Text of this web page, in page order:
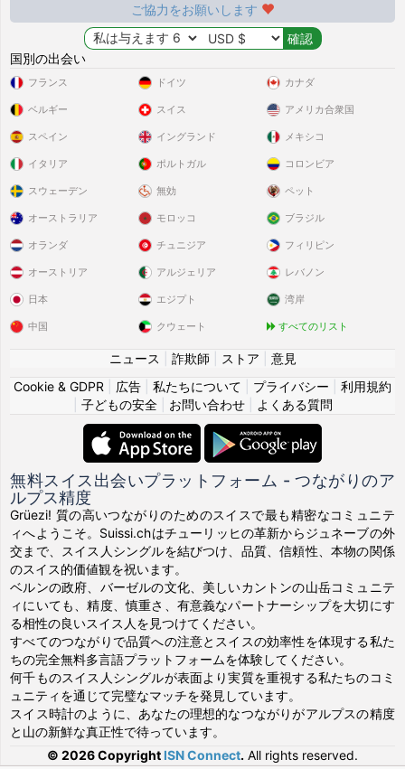
ご協力をお願いします
国別の出会い
フランス
ベルギー
スペイン
イタリア
スウェーデン
ドイツ
スイス
イングランド
ポルトガル
無効
カナダ
アメリカ合衆国
メキシコ
コロンビア
ペット
オーストラリア
オランダ
オーストリア
日本
中国
モロッコ
チュニジア
アルジェリア
エジプト
クウェート
ブラジル
フィリピン
レバノン
湾岸
すべてのリスト
ニュース 詐欺師 ストア
意見
Cookie & GDPR
広告 私たちについて プライバシー
利用規約
子どもの安全| お問い合わせ| よくある質問
無料スイス出会いプラットフォーム - つながりのア
ルプス精度
Grüezi! 質の高いつながりのためのスイスで最も精密なコミュニテ
ィへようこそ。Suissi.chはチューリッヒの革新からジュネーブの外
交まで、スイス人シングルを結びつけ、品質、信頼性、本物の関係
のスイス的価値観を祝います。
ベルンの政府、バーゼルの文化、美しいカントンの山岳コミュニテ
ィにいても、精度、慎重さ、有意義なパートナーシップを大切にす
る相性の良いスイス人を見つけてください。
すべてのつながりで品質への注意とスイスの効率性を体現する私た
ちの完全無料多言語プラットフォームを体験してください。
何千ものスイス人シングルが表面より実質を重視する私たちのコミ
ュニティを通じて完璧なマッチを発見しています。
スイス時計のように、あなたの理想的なつながりがアルプスの精度
と山の新鮮な真正性で待っています。
© 2026 Copyright ISN Connect. All rights reserved.